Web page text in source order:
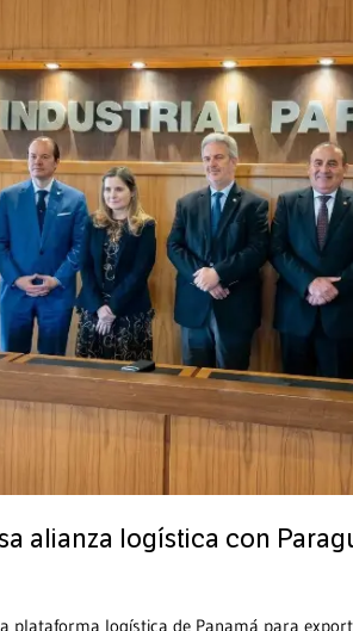
alianza logística con
plataforma logística de Panamá para